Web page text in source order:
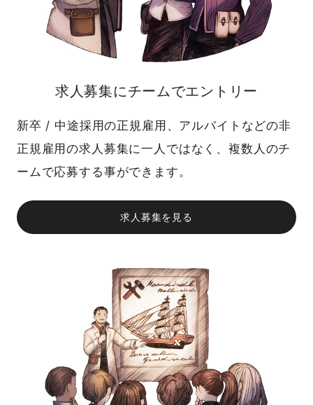
求人募集にチームでエントリー
新卒 / 中途採用の正規雇用、アルバイトなどの非
正規雇用の求人募集に一人ではなく、複数人のチ
ームで応募する事ができます。
求人募集を見る